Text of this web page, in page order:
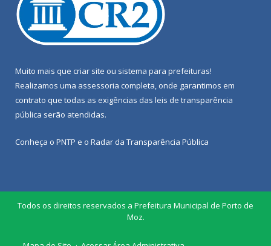
Muito mais que criar site ou sistema para prefeituras!
Realizamos uma assessoria completa, onde garantimos em
contrato que todas as exigências das leis de transparência
pública serão atendidas.
Conheça o PNTP e o Radar da Transparência Pública
Todos os direitos reservados a Prefeitura Municipal de Porto de
Moz.